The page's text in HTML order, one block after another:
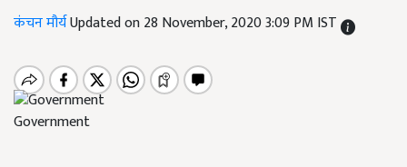
कंचन मौर्यUpdated on 28 November, 2020 3:09 PM IST
Government